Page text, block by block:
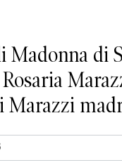
Madonna di